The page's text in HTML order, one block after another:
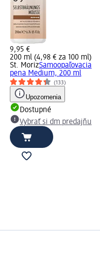
9,95 €
200 ml (4,98 € za 100 ml)
St. MorizSamoopaľovacia
pena Medium, 200 ml
(133)
Upozornenia
Dostupné
Vybrať si dm predajňu